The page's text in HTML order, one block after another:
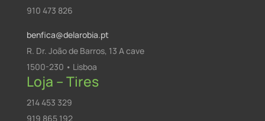
910 473 826
benfica@delarobia.pt
R. Dr. João de Barros, 13 A cave
1500-230 • Lisboa
Loja – Tires
214 453 329
919 865 192